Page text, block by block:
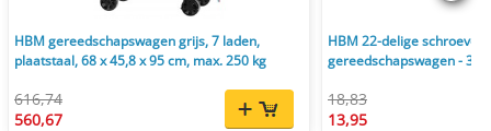
HBM gereedschapswagen grijs, 7 laden,
plaatstaal, 68 x 45,8 x 95 cm, max. 250 kg
616,74
560,67
HBM 22-delige
gereedschapswagen -
18,83
13,95